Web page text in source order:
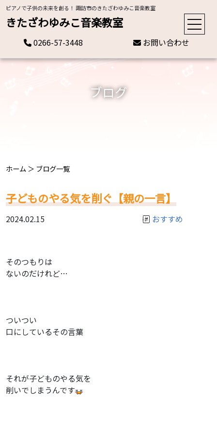
ピアノで子供の未来を創る！ 諏訪市のきたざわゆみこ音楽教室
きたざわゆみこ音楽教室
0266-57-3448 お問い合わせ
ブログ
ホーム ＞ ブログ一覧
子どものやる気を削ぐ【親の一言】
2024.02.15 おすすめ
そのつもりは
ないのだけれど…
ついつい
口にしているその言葉
それが子どものやる気を
削いでしまうんです